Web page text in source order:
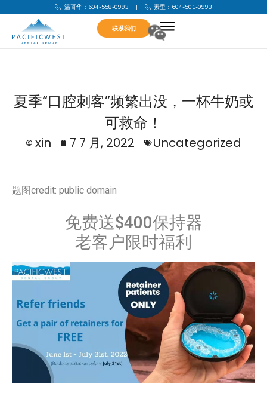
温哥华：604-558-0993 | 素里：604-501-0993
联系我们
夏季“口腔刺客”频繁出没，一杯牛奶或
可救命！
xin 7 7 月, 2022 Uncategorized
题图credit: public domain
免费送$400保持器
老客户限时福利